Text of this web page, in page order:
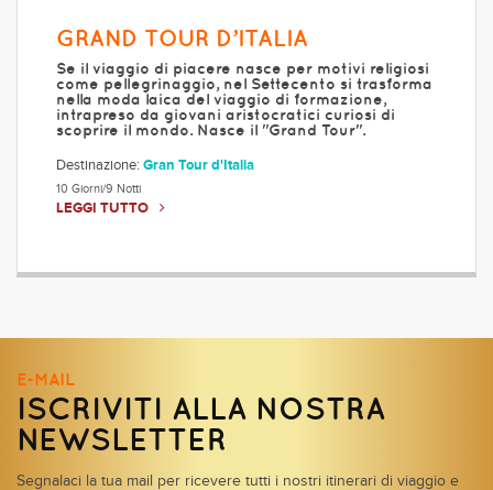
GRAND TOUR D’ITALIA
Se il viaggio di piacere nasce per motivi religiosi
come pellegrinaggio, nel Settecento si trasforma
nella moda laica del viaggio di formazione,
intrapreso da giovani aristocratici curiosi di
scoprire il mondo. Nasce il "Grand Tour".
Destinazione: Gran Tour d'Italia
10 Giorni/9 Notti
LEGGI TUTTO
E-MAIL
ISCRIVITI ALLA NOSTRA
NEWSLETTER
Segnalaci la tua mail per ricevere tutti i nostri itinerari di viaggio e